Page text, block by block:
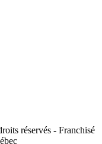
réservés - Franchisé